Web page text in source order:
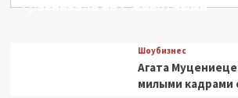
сравнивала ее с животными
Шоубизнес
Агата
милыми кадрами